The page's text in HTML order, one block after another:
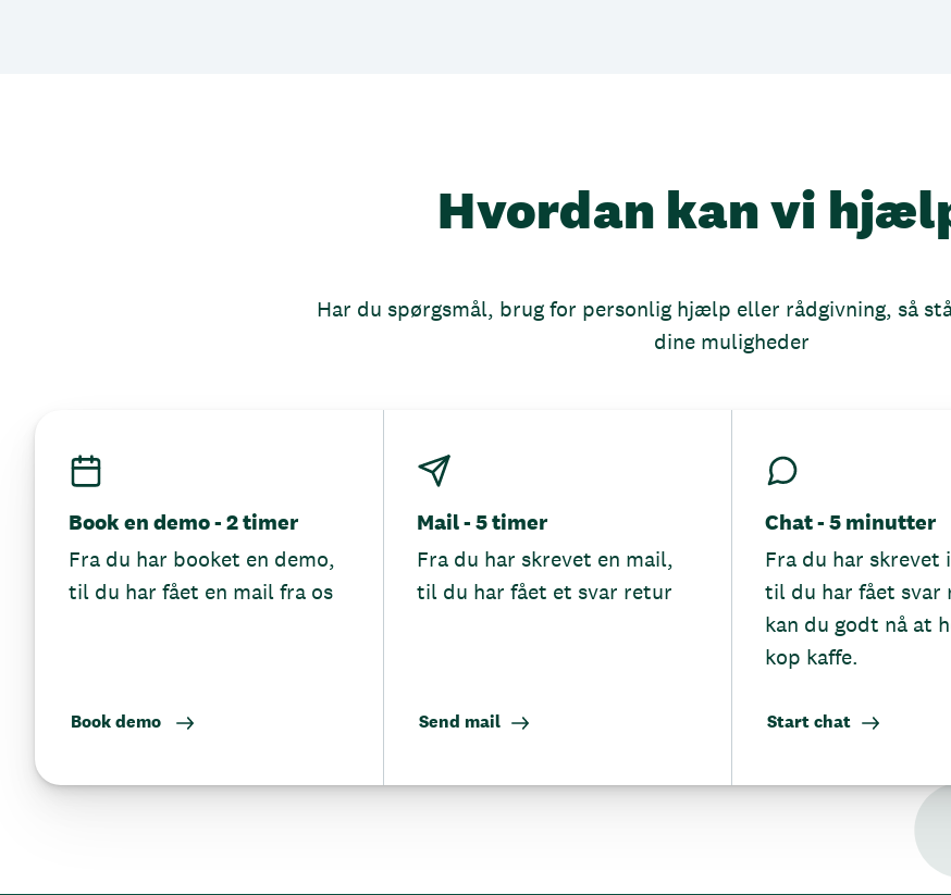
Hvordan kan vi
Har du spørgsmål, brug for personlig hjælp eller rådgivning, så
dine muligheder
Book en demo - 2 timer
Fra du har booket en demo,
til du har fået en mail fra os
Book demo
Mail - 5 timer
Fra du har skrevet en mail,
til du har fået et svar retur
Send mail
Chat - 5 minutter
Fra du har skrevet
til du har fået svar
kan du godt nå at
kop kaffe.
Start chat